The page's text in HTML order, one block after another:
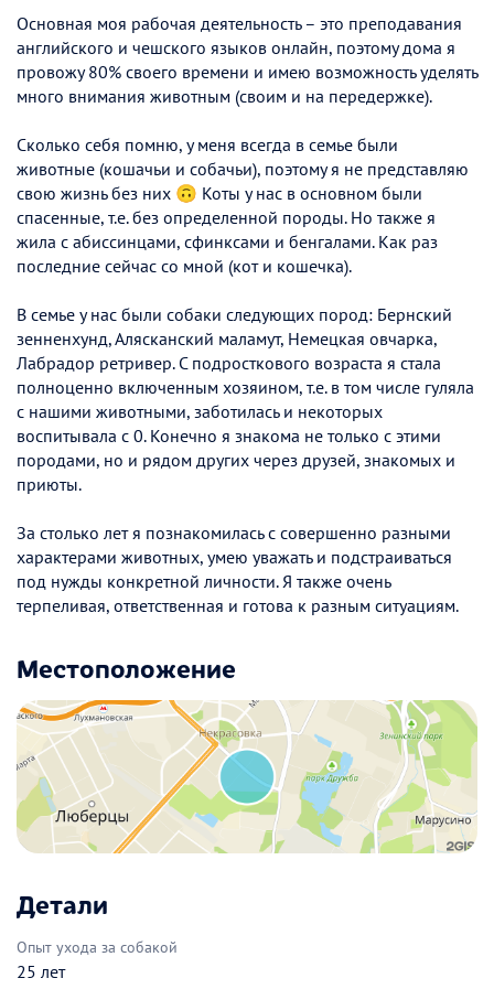
Основная моя рабочая деятельность – это преподавания
английского и чешского языков онлайн, поэтому дома я
провожу 80% своего времени и имею возможность уделять
много внимания животным (своим и на передержке).
Сколько себя помню, у меня всегда в семье были
животные (кошачьи и собачьи), поэтому я не представляю
свою жизнь без них 🙃 Коты у нас в основном были
спасенные, т.е. без определенной породы. Но также я
жила с абиссинцами, сфинксами и бенгалами. Как раз
последние сейчас со мной (кот и кошечка).
В семье у нас были собаки следующих пород: Бернский
зенненхунд, Алясканский маламут, Немецкая овчарка,
Лабрадор ретривер. С подросткового возраста я стала
полноценно включенным хозяином, т.е. в том числе гуляла
с нашими животными, заботилась и некоторых
воспитывала с 0. Конечно я знакома не только с этими
породами, но и рядом других через друзей, знакомых и
приюты.
За столько лет я познакомилась с совершенно разными
характерами животных, умею уважать и подстраиваться
под нужды конкретной личности. Я также очень
терпеливая, ответственная и готова к разным ситуациям.
Местоположение
Детали
Опыт ухода за собакой
25 лет